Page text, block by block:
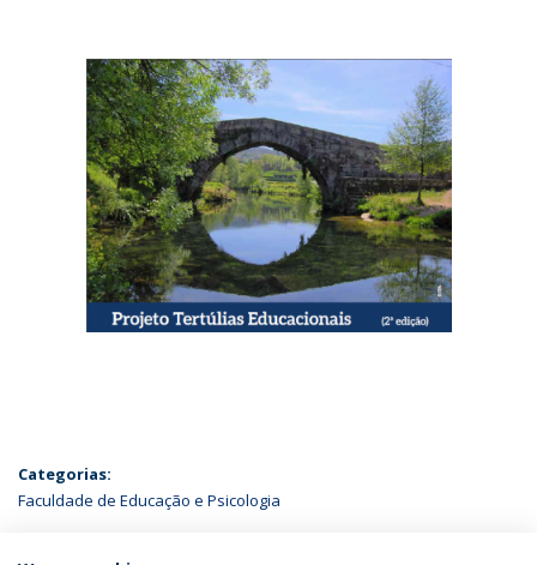
Categorias:
Faculdade de Educação e Psicologia